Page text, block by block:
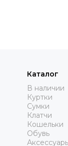
Каталог
В наличии
Куртки
Сумки
Клатчи
Кошельки
Обувь